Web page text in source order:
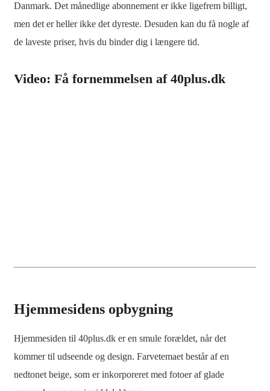
Danmark. Det månedlige abonnement er ikke ligefrem billigt,
men det er heller ikke det dyreste. Desuden kan du få nogle af
de laveste priser, hvis du binder dig i længere tid.
Video: Få fornemmelsen af 40plus.dk
Hjemmesidens opbygning
Hjemmesiden til 40plus.dk er en smule forældet, når det
kommer til udseende og design. Farvetemaet består af en
nedtonet beige, som er inkorporeret med fotoer af glade